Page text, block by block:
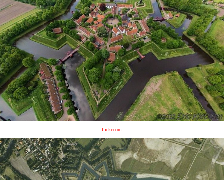
flickr.com